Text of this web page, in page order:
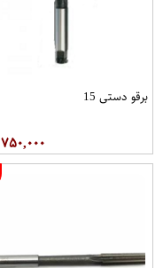
برقو دستی 15
۷۵۰,۰۰۰